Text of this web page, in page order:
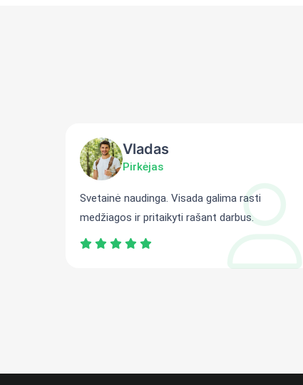
Vladas
Pirkėjas
Svetainė naudinga. Visada galima rasti
medžiagos ir pritaikyti rašant darbus.